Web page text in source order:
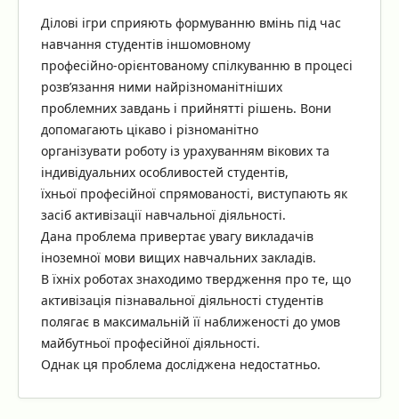
Ділові ігри сприяють формуванню вмінь під час
навчання студентів іншомовному
професійно-орієнтованому спілкуванню в процесі
розв’язання ними найрізноманітніших
проблемних завдань і прийнятті рішень. Вони
допомагають цікаво і різноманітно
організувати роботу із урахуванням вікових та
індивідуальних особливостей студентів,
їхньої професійної спрямованості, виступають як
засіб активізації навчальної діяльності.
Дана проблема привертає увагу викладачів
іноземної мови вищих навчальних закладів.
В їхніх роботах знаходимо твердження про те, що
активізація пізнавальної діяльності студентів
полягає в максимальній її наближеності до умов
майбутньої професійної діяльності.
Однак ця проблема досліджена недостатньо.